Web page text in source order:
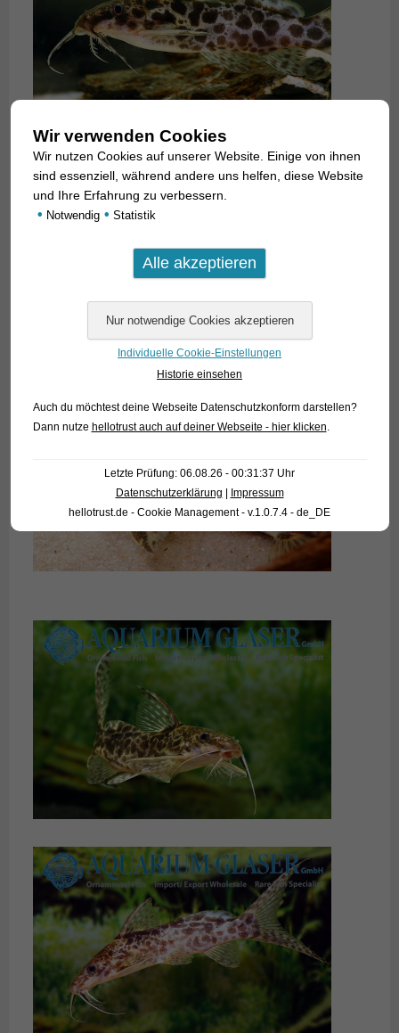
Wir verwenden Cookies
Wir nutzen Cookies auf unserer Website. Einige von ihnen
sind essenziell, während andere uns helfen, diese Website
und Ihre Erfahrung zu verbessern.
• Notwendig • Statistik
Individuelle Cookie-Einstellungen
Historie einsehen
Auch du möchtest deine Webseite Datenschutzkonform darstellen?
Dann nutze hellotrust auch auf deiner Webseite - hier klicken
Letzte Prüfung: 06.08.26 - 00:31:37 Uhr
Datenschutzerklärung | Impressum
hellotrust.de - Cookie Management - v.1.0.7.4 - de_DE